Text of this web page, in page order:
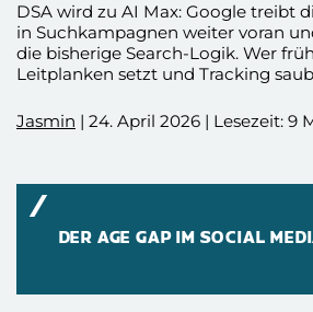
DSA wird zu AI Max: Google treibt
in Suchkampagnen weiter voran
die bisherige Search-Logik. Wer
Leitplanken setzt und Tracking
automatischen Änderungen
Jasmin | 24. April 2026 | Lesezeit: 9
DER AGE GAP IM SOCIAL